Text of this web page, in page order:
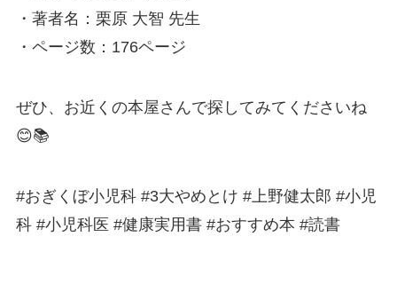
・著者名：栗原 大智 先生
・ページ数：176ページ
ぜひ、お近くの本屋さんで探してみてくださいね
😊📚
#おぎくぼ小児科 #3大やめとけ #上野健太郎 #小児
科 #小児科医 #健康実用書 #おすすめ本 #読書